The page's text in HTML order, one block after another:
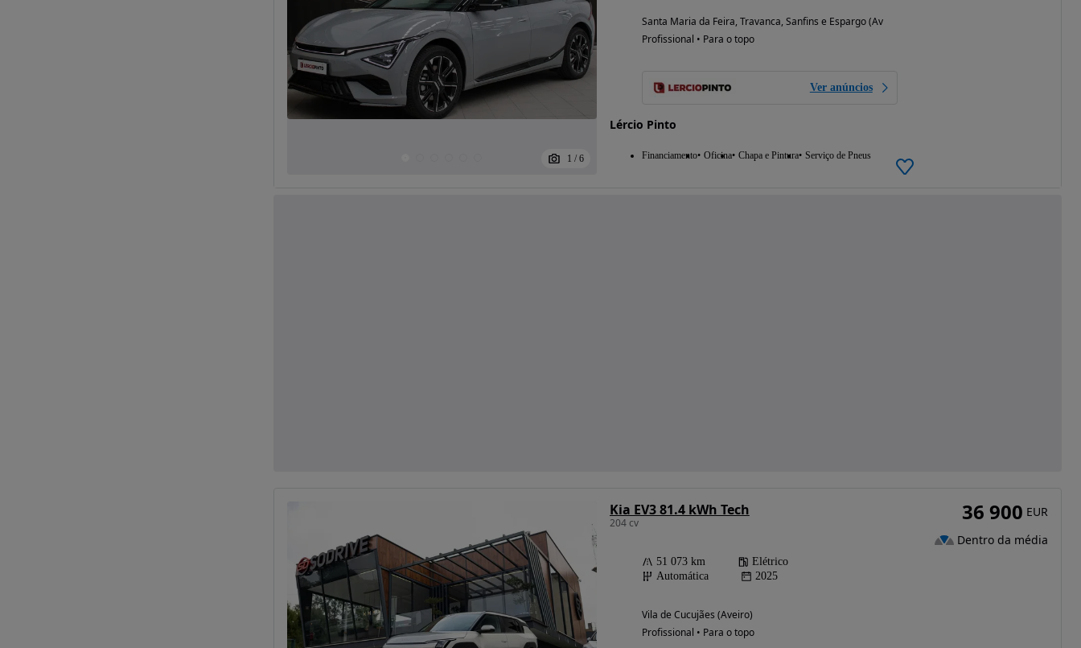
1 / 6
Santa Maria da Feira, Travanca, Sanfins e Espargo (Aveiro)
Profissional • Para o topo
Ver anúncios
Lércio Pinto
Financiamento Oficina Chapa e Pintura Serviço de Pneus
Kia EV3 81.4 kWh Tech
204 cv
51 073 km
Elétrico
Automática
2025
Vila de Cucujães (Aveiro)
Profissional • Para o topo
36 900 EUR
Dentro da média